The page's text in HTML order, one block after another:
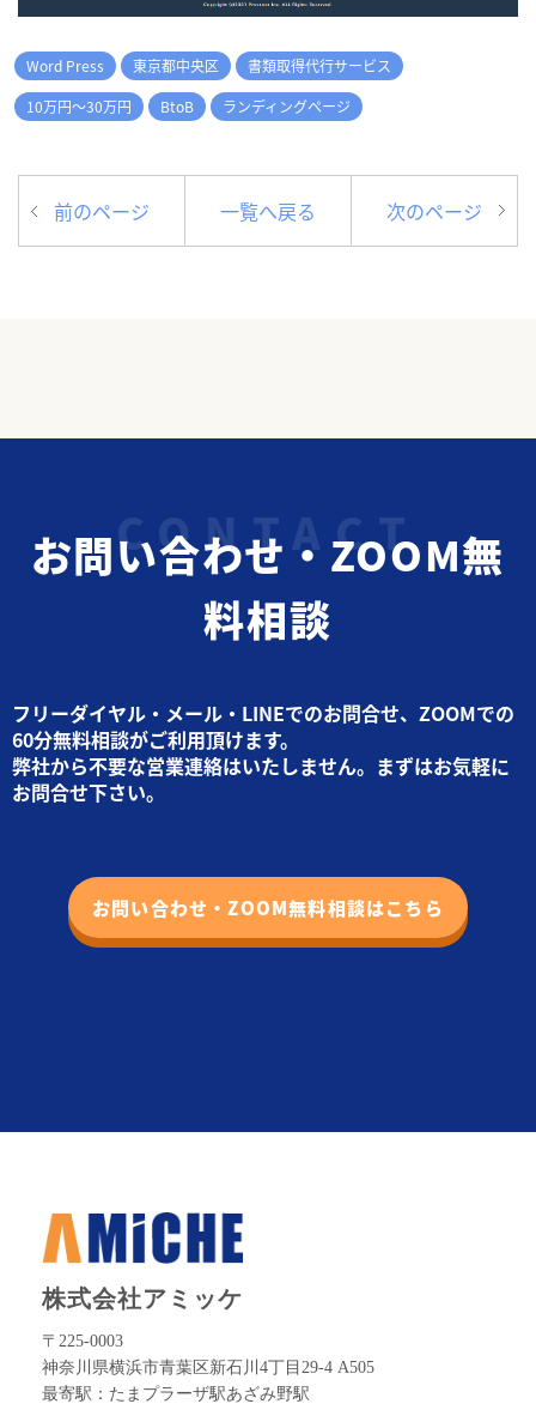
Word Press 東京都中央区
書類取得代行サービス
10万円～30万円
BtoB ランディングページ
前のページ 一覧へ戻る 次のページ
お問い合わせ・ZOOM無
料相談
フリーダイヤル・メール・LINEでのお問合せ、ZOOMでの
60分無料相談がご利用頂けます。
弊社から不要な営業連絡はいたしません。まずはお気軽に
お問合せ下さい。
お問い合わせ・ZOOM無料相談はこちら
株式会社アミッケ
〒225-0003
神奈川県横浜市青葉区新石川4丁目29-4 A505
最寄駅：たまプラーザ駅あざみ野駅